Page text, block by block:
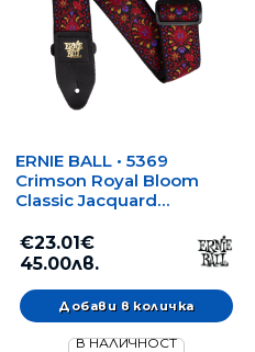
ERNIE BALL • 5369
Crimson Royal Bloom
Classic Jacquard
за китара/бас
€23.01€
45.00лв.
В НАЛИЧНОСТ